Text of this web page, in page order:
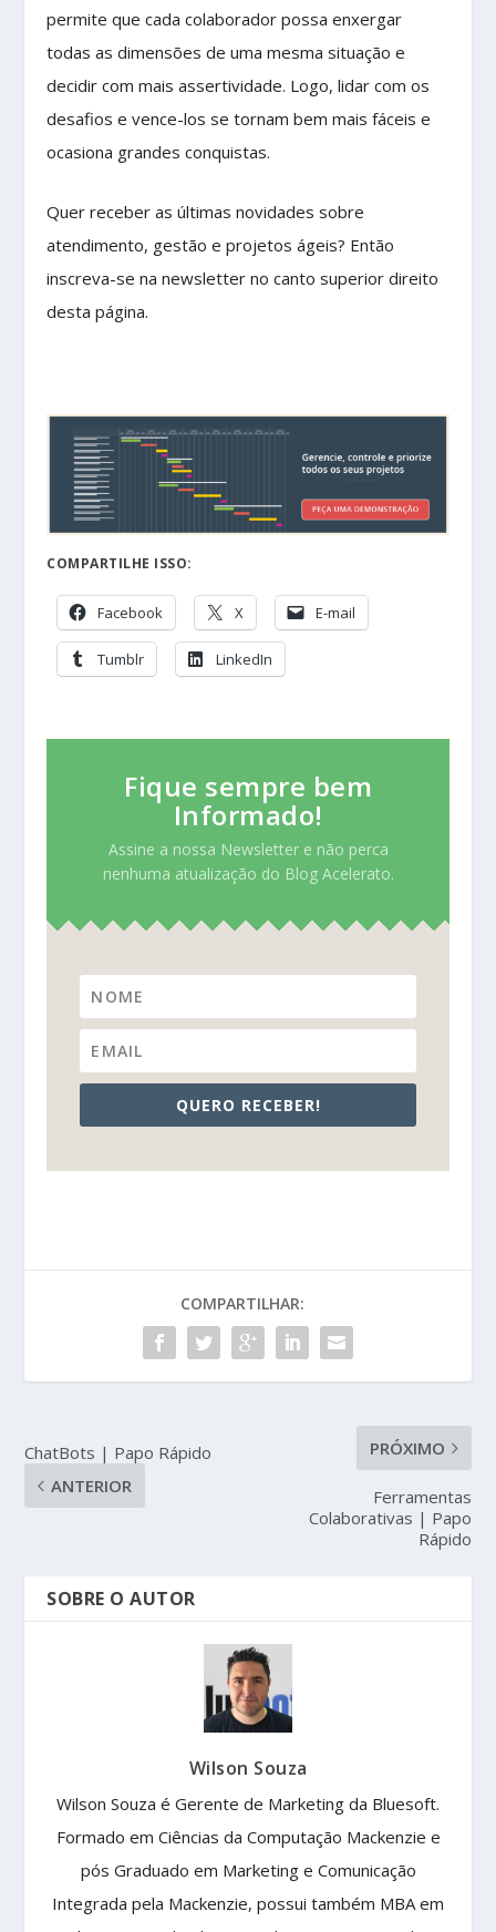
permite que cada colaborador possa enxergar
todas as dimensões de uma mesma situação e
decidir com mais assertividade. Logo, lidar com os
desafios e vence-los se tornam bem mais fáceis e
ocasiona grandes conquistas.
Quer receber as últimas novidades sobre
atendimento, gestão e projetos ágeis? Então
inscreva-se na newsletter no canto superior direito
desta página.
COMPARTILHE ISSO:
Facebook X E-mail
Tumblr LinkedIn
Fique sempre bem
Informado!
Assine a nossa Newsletter e não perca
nenhuma atualização do Blog Acelerato.
QUERO RECEBER!
COMPARTILHAR:
ChatBots | Papo Rápido
ANTERIOR
PRÓXIMO
Ferramentas
Colaborativas | Papo
Rápido
SOBRE O AUTOR
Wilson Souza
Wilson Souza é Gerente de Marketing da Bluesoft.
Formado em Ciências da Computação Mackenzie e
pós Graduado em Marketing e Comunicação
Integrada pela Mackenzie, possui também MBA em